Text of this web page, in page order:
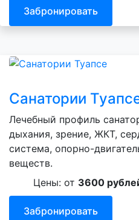
Забронировать
Санатории
Лечебный профиль
дыхания, зрение, ЖКТ,
система, опорно-
веществ.
Цены: от 3600
Забронировать